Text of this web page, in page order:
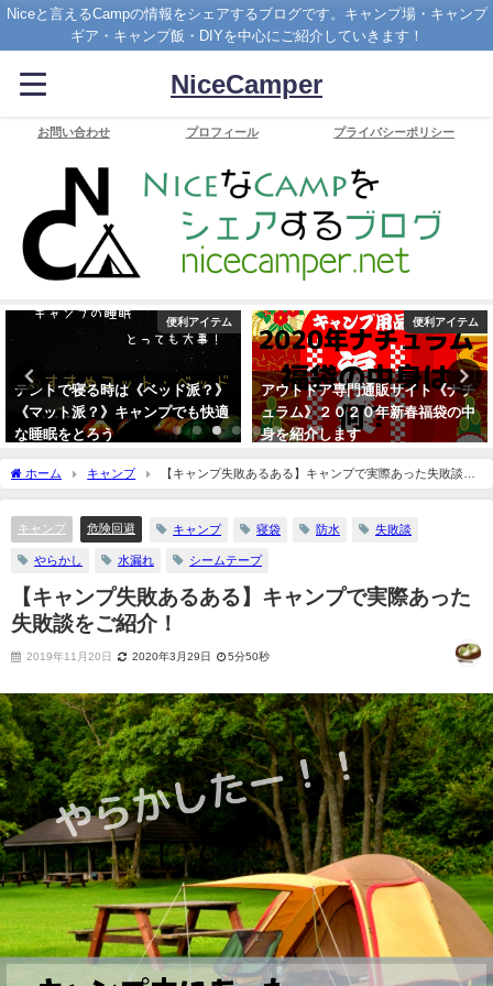
Niceと言えるCampの情報をシェアするブログです。キャンプ場・キャンプ
ギア・キャンプ飯・DIYを中心にご紹介していきます！
NiceCamper
お問い合わせ プロフィール プライバシーポリシー
便利アイテム
テントで寝る時は《ベッド派？》
《マット派？》キャンプでも快適
な睡眠をとろう
便利アイテム
アウトドア専門通販サイト《ナチ
ュラム》２０２０年新春福袋の中
身を紹介します
ホーム キャンプ
【キャンプ失敗あるある】キャンプで実際あった失敗談を
ご紹介！
キャンプ 危険回避 キャンプ 寝袋 防水 失敗談
やらかし 水漏れ シームテープ
【キャンプ失敗あるある】キャンプで実際あった
失敗談をご紹介！
2019年11月20日 2020年3月29日 5分50秒